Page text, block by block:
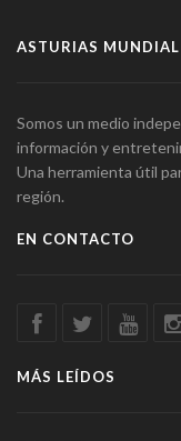
ASTURIAS MUNDIAL
Somos un medio
información y
Una herramienta útil
región.
EN CONTACTO
MÁS LEÍDOS